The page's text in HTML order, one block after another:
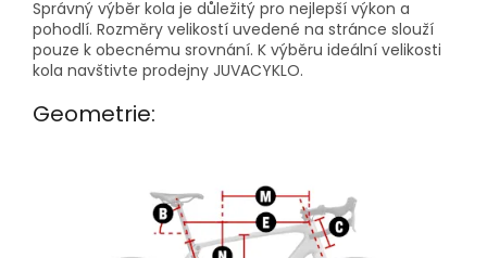
Správný výběr kola je důležitý pro nejlepší výkon a
pohodlí. Rozměry velikostí uvedené na stránce slouží
pouze k obecnému srovnání. K výběru ideální velikosti
kola navštivte prodejny JUVACYKLO.
Geometrie: